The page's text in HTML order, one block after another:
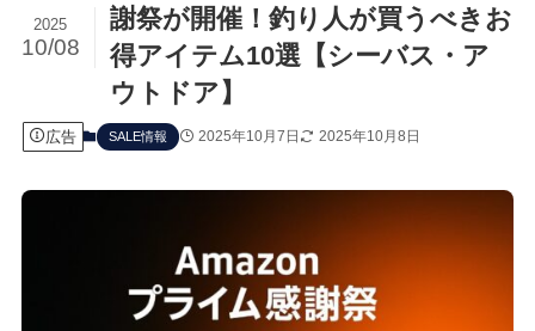
謝祭が開催！釣り人が買うべきお
得アイテム10選【シーバス・ア
ウトドア】
2025
10/08
広告 SALE情報 2025年10月7日 2025年10月8日